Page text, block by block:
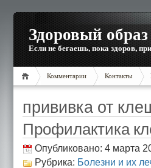
Здоровый
Если не бегаешь, пока здоров,
Комментарии Контакты
прививка от
Профилактика
Опубликовано: 4 марта
Рубрика: Болезни и их